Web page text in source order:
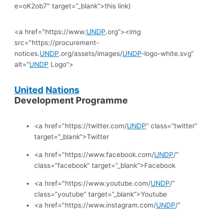
e=oK2ob7″ target=”_blank”>this link)
<a href="https://www.UNDP.org”><img
src="https://procurement-
notices.UNDP.org/assets/images/UNDP-logo-white.svg”
alt=”UNDP Logo”>
United Nations
Development Programme
<a href="https://twitter.com/UNDP” class=”twitter”
target=”_blank”>Twitter
<a href="https://www.facebook.com/UNDP/”
class=”facebook” target=”_blank”>Facebook
<a href="https://www.youtube.com/UNDP/”
class=”youtube” target=”_blank”>Youtube
<a href="https://www.instagram.com/UNDP/”